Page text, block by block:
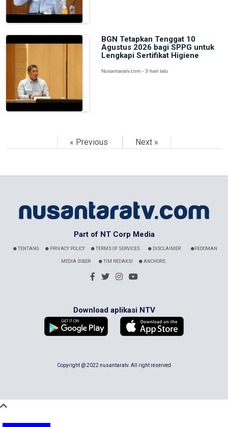
BGN Tetapkan Tenggat 10
Agustus 2026 bagi SPPG untuk
Lengkapi Sertifikat Higiene
Nusantaratv.com - 3 hari lalu
« Previous Next »
Part of NT Corp Media
TENTANG PRIVACY POLICY TERMS OF SERVICES DISCLAIMER PEDOMAN
MEDIA SIBER TIM REDAKSI ANCHORS
Download aplikasi NTV
Copyright @ 2022 nusantaratv. All right reserved